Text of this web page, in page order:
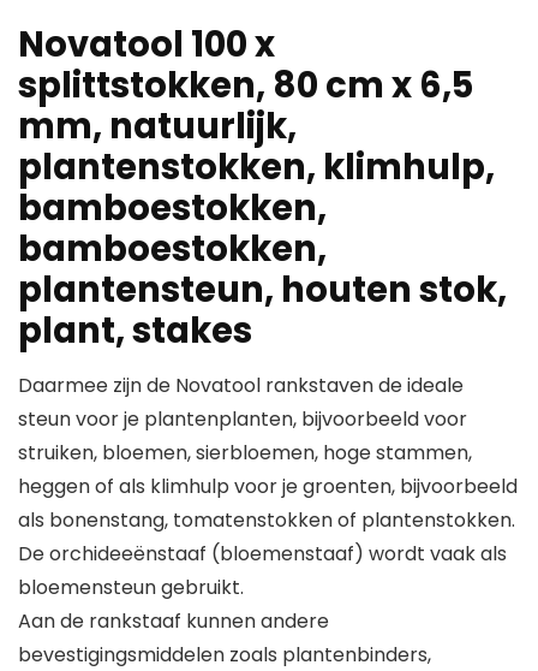
Novatool 100 x
splittstokken, 80 cm x 6,5
mm, natuurlijk,
plantenstokken, klimhulp,
bamboestokken,
bamboestokken,
plantensteun, houten stok,
plant, stakes
Daarmee zijn de Novatool rankstaven de ideale
steun voor je plantenplanten, bijvoorbeeld voor
struiken, bloemen, sierbloemen, hoge stammen,
heggen of als klimhulp voor je groenten, bijvoorbeeld
als bonenstang, tomatenstokken of plantenstokken.
De orchideeënstaaf (bloemenstaaf) wordt vaak als
bloemensteun gebruikt.
Aan de rankstaaf kunnen andere
bevestigingsmiddelen zoals plantenbinders,